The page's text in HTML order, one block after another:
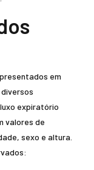
em
expiratório
valores de
sexo e altura.